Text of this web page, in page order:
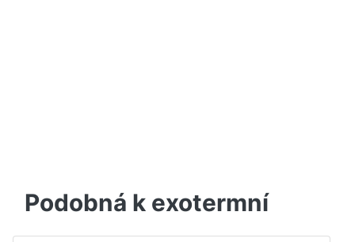
Podobná k exotermní